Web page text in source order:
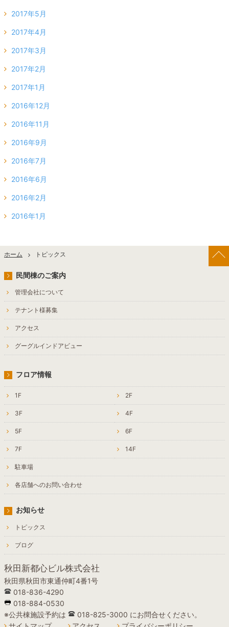
2017年5月
2017年4月
2017年3月
2017年2月
2017年1月
2016年12月
2016年11月
2016年9月
2016年7月
2016年6月
2016年2月
2016年1月
ホーム トピックス
民間棟のご案内
管理会社について
テナント様募集
アクセス
グーグルインドアビュー
フロア情報
1F 2F
3F 4F
5F 6F
7F 14F
駐車場
各店舗へのお問い合わせ
お知らせ
トピックス
ブログ
秋田新都心ビル株式会社
秋田県秋田市東通仲町4番1号
018-836-4290
018-884-0530
※公共棟施設予約は
018-825-3000 にお問合せください。